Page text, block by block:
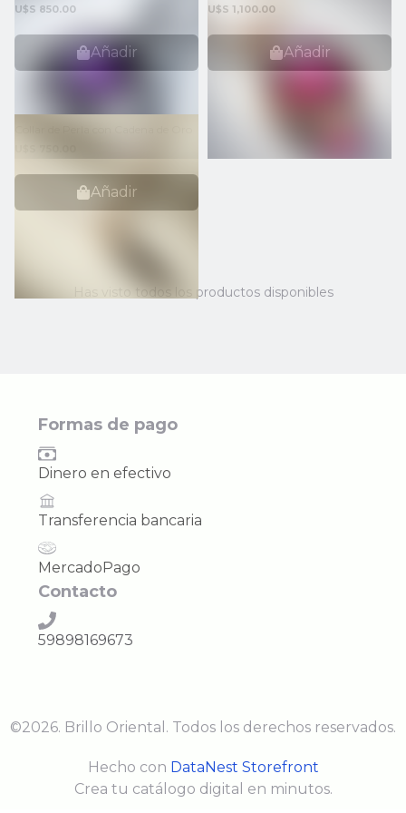
U$S 850.00
Añadir
U$S 1,100.00
Añadir
Añadir
Has visto todos los productos disponibles
Formas de pago
Dinero en efectivo
Transferencia bancaria
MercadoPago
Contacto
59898169673
©2026. Brillo Oriental . Todos los derechos reservados.
Hecho con DataNest Storefront
Crea tu catálogo digital en minutos.